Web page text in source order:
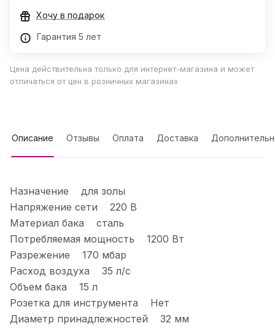
Хочу в подарок
Гарантия 5 лет
Цена действительна только для интернет-магазина и может
отличаться от цен в розничных магазинах
Описание Отзывы Оплата Доставка
Назначение для золы
Напряжение сети 220 В
Материал бака сталь
Потребляемая мощность 1200 Вт
Разрежение 170 мбар
Расход воздуха 35 л/с
Объем бака 15 л
Розетка для инструмента Нет
Диаметр принадлежностей 32 мм